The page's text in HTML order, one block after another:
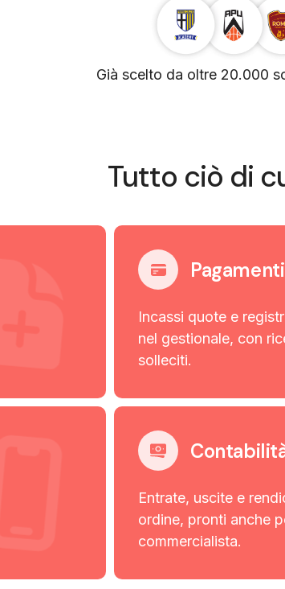
Già scelto da oltre 20.000
Tutto ciò di
Incassi quote e
nel gestionale, con
solleciti.
Entrate, uscite e
ordine, pronti anche
commercialista.